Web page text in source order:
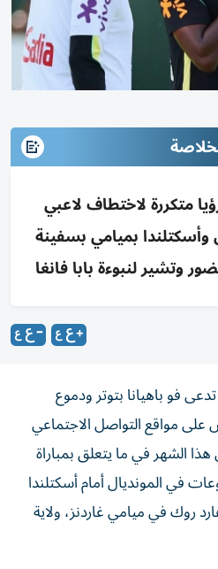
متكررة لاختطاف لاعبي
وأسكتلندا بميامي بسفينة
وتشير لنبوءة بابا فانغا
فو باهيانا بتوتر ودموع
شخص على مواقع التواصل الاجتماعي
الشهر في ما يتعلق بمباراة
في المونديال أمام أسكتلندا
روك في ميامي غاردنز، ولاية